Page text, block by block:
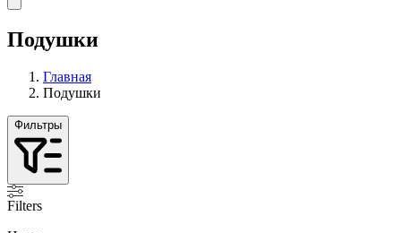
Подушки
Главная
Подушки
Фильтры
Filters